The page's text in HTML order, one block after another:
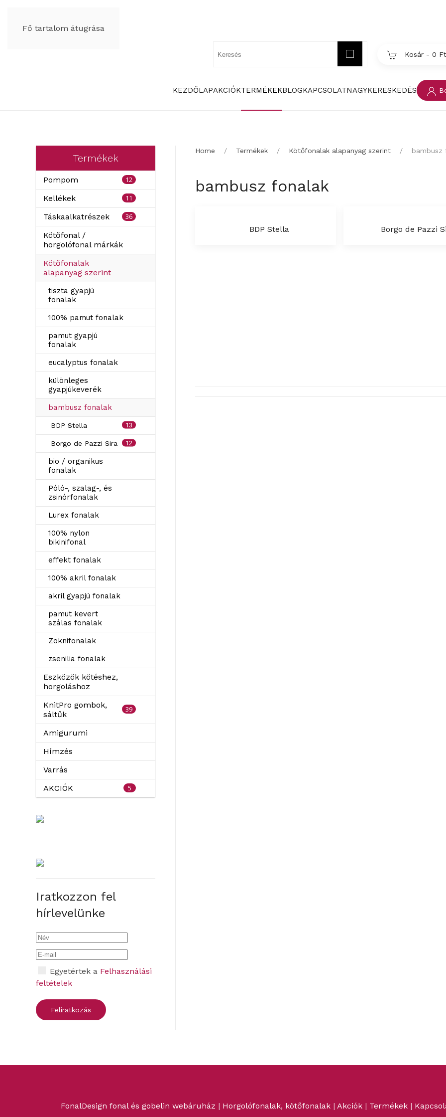
Fő tartalom átugrása
Kosár - 0 Ft
KEZDŐLAPAKCIÓKTERMÉKEKBLOGKAPCSOLATNAGYKERESKEDÉS
Termékek
Pompom 12
Kellékek 11
Táskaalkatrészek 36
Kötőfonal /
horgolófonal márkák
Kötőfonalak
alapanyag szerint
tiszta gyapjú
fonalak
100% pamut fonalak
pamut gyapjú
fonalak
eucalyptus fonalak
különleges
gyapjúkeverék
bambusz fonalak
BDP Stella 13
Borgo de Pazzi Sira 12
bio / organikus
fonalak
Póló-, szalag-, és
zsinórfonalak
Lurex fonalak
100% nylon
bikinifonal
effekt fonalak
100% akril fonalak
akril gyapjú fonalak
pamut kevert
szálas fonalak
Zoknifonalak
zsenilia fonalak
Eszközök kötéshez,
horgoláshoz
KnitPro gombok,
sáltűk
39
Amigurumi
Hímzés
Varrás
AKCIÓK
5
Iratkozzon fel
hírlevelünke
Egyetértek a Felhasználási
feltételek
Home Termékek Kötőfonalak alapanyag szerint bambusz
bambusz fonalak
BDP Stella Borgo de Pazzi
FonalDesign fonal és gobelin webáruház | Horgolófonalak, kötőfonalak| Akciók| Termékek|